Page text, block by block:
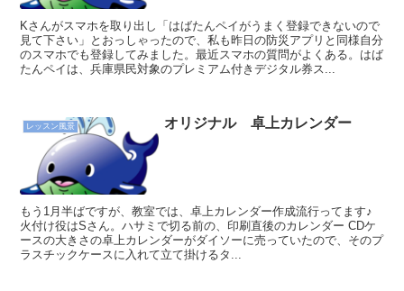
Kさんがスマホを取り出し「はばたんペイがうまく登録できないので
見て下さい」とおっしゃったので、私も昨日の防災アプリと同様自分
のスマホでも登録してみました。最近スマホの質問がよくある。はば
たんペイは、兵庫県民対象のプレミアム付きデジタル券ス...
レッスン風景 オリジナル 卓上カレンダー
もう1月半ばですが、教室では、卓上カレンダー作成流行ってます♪
火付け役はSさん。ハサミで切る前の、印刷直後のカレンダー CDケ
ースの大きさの卓上カレンダーがダイソーに売っていたので、そのプ
ラスチックケースに入れて立て掛けるタ...